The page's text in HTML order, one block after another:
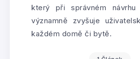
který při správném
významně zvyšuje
každém domě či bytě.